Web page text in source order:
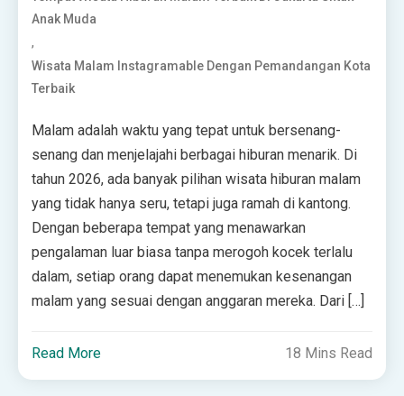
Anak Muda
,
Wisata Malam Instagramable Dengan Pemandangan Kota
Terbaik
Malam adalah waktu yang tepat untuk bersenang-
senang dan menjelajahi berbagai hiburan menarik. Di
tahun 2026, ada banyak pilihan wisata hiburan malam
yang tidak hanya seru, tetapi juga ramah di kantong.
Dengan beberapa tempat yang menawarkan
pengalaman luar biasa tanpa merogoh kocek terlalu
dalam, setiap orang dapat menemukan kesenangan
malam yang sesuai dengan anggaran mereka. Dari […]
Read More 18 Mins Read